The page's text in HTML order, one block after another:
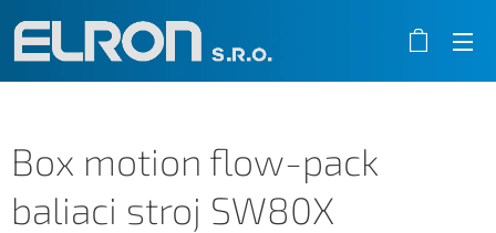
Box motion flow-pack
baliaci stroj SW80X